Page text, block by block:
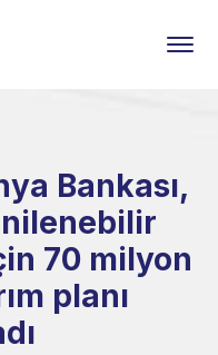
Bankası,
70 milyon
planı